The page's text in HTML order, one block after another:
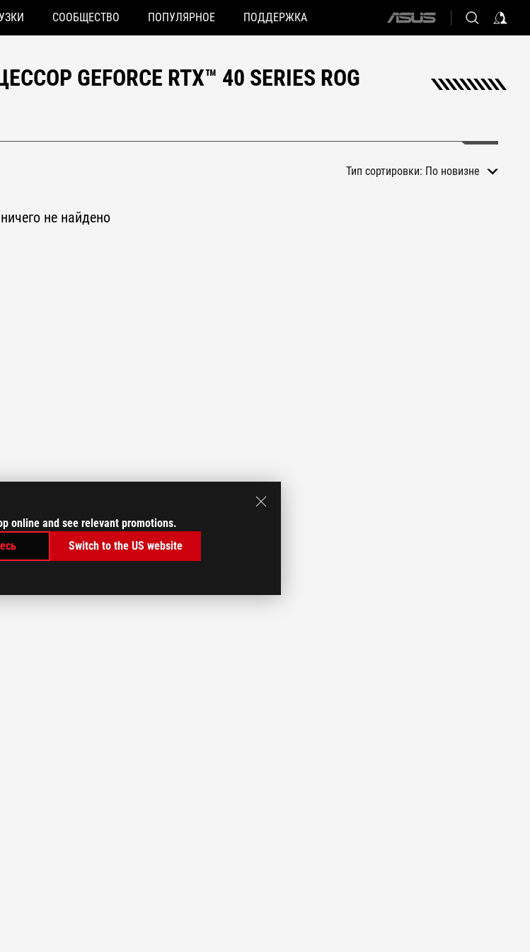
online and see relevant promotions.
Switch to the US website
СООБЩЕСТВО ПОПУЛЯРНОЕ ПОДДЕРЖКА
ASUS
GEFORCE RTX™ 40 SERIES ROG
Тип сортировки: По новизне
не найдено